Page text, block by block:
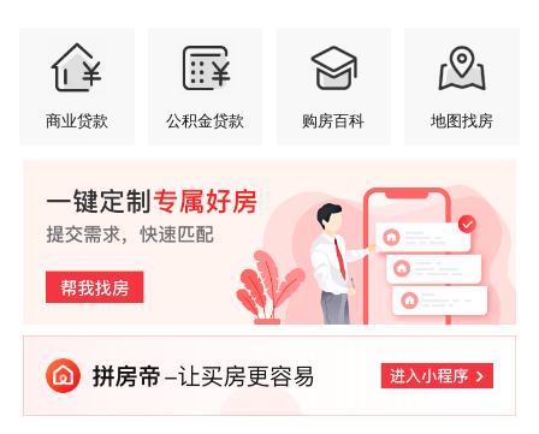
商业贷款 公积金贷款 购房百科 地图找房